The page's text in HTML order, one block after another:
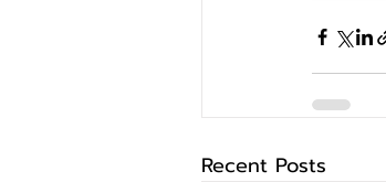
Recent Posts